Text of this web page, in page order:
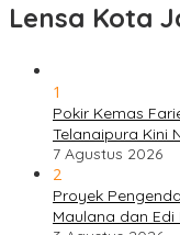
Lensa Kota
1
Pokir Kemas
Telanaipura Kini
7 Agustus 2026
2
Proyek
Maulana dan